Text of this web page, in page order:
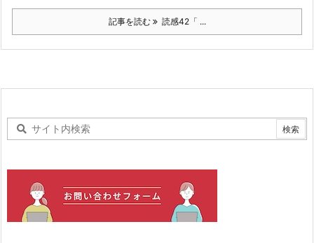
記事を読む 読感42「 ...